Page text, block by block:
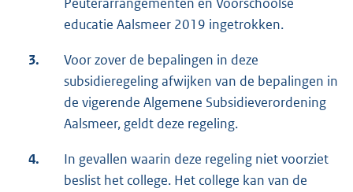
educatie Aalsmeer 2019 ingetrokken.
3.
Voor zover de bepalingen in deze
subsidieregeling afwijken van de bepalingen in
de vigerende Algemene Subsidieverordening
Aalsmeer, geldt deze regeling.
4.
In gevallen waarin deze regeling niet voorziet
beslist het college. Het college kan van de